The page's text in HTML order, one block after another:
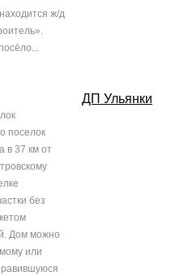
ж/д
поселок
в 37 км от
без
Дом можно
или
ДП Ульянки